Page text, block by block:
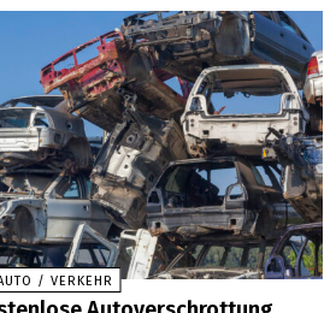
/ VERKEHR